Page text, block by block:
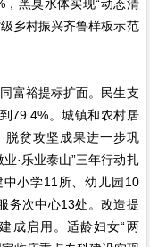
黑臭水体实现“动态清
乡村振兴齐鲁样板示范
富裕提标扩面。民生支
79.4%。城镇和农村居
脱贫攻坚成果进一步巩
·乐业泰山”三年行动扎
小学11所、幼儿园10
务次中心13处。改造提
成启用。适龄妇女“两